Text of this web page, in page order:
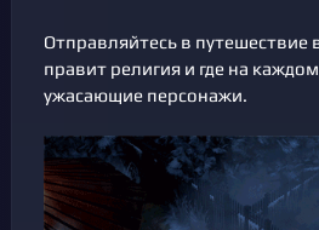
Отправляйтесь в путешествие
правит религия и где на
ужасающие персонажи.